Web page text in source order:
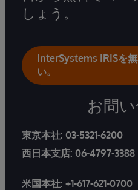
しょう。
InterSystems IRISを
い。
お問
東京本社: 03-5321-6200
西日本支店: 06-4797-3388
米国本社: +1-617-621-0700